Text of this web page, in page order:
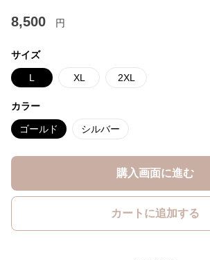
8,500 円
サイズ
L XL 2XL
カラー
ゴールド シルバー
購入画面に進む
カートに追加する